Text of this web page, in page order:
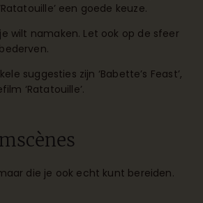
een goede keuze.
wilt namaken. Let ook op de sfeer
suggesties zijn ‘Babette’s Feast’,
‘Ratatouille’.
die je ook echt kunt bereiden.